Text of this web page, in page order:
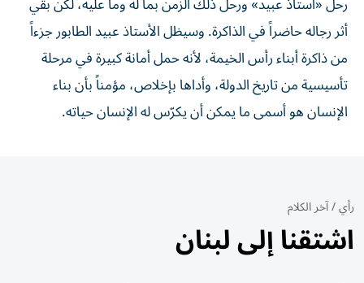
أثر رجاله حاضراً في الذاكرة. وسيظل الأستاذ عبيد الطابور جزءاً
من ذاكرة أبناء رأس الخيمة، لأنه حمل أمانة كبيرة في مرحلة
تأسيسية من تاريخ الدولة، وأداها بإخلاص، مؤمناً بأن بناء
الإنسان هو أسمى ما يمكن أن يكرّس له الإنسان حياته.
رأي/آخر الكلام
اشتقنا إلى لبنان